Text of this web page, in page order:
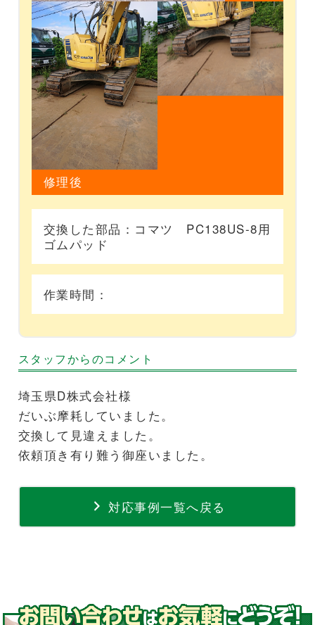
修理後
交換した部品：コマツ PC138US-8用
ゴムパッド
作業時間：
スタッフからのコメント
埼玉県D株式会社様
だいぶ摩耗していました。
交換して見違えました。
依頼頂き有り難う御座いました。
対応事例一覧へ戻る